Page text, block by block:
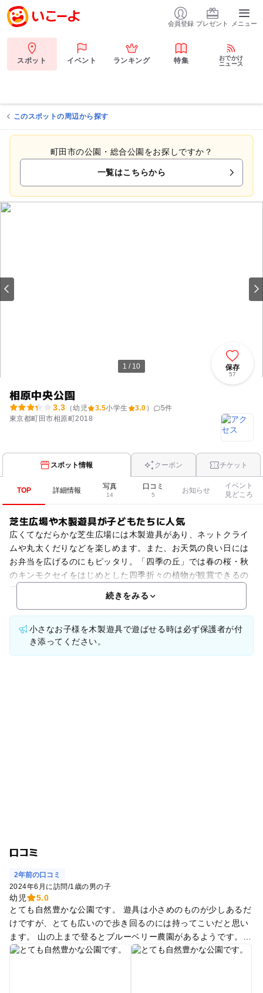
会員登録 プレゼント メニュー
スポット イベント ランキング 特集
おでかけ
ニュース
このスポットの周辺から探す
町田市の公園・総合公園をお探しですか？
一覧はこちらから
1 / 10
相原中央公園
3.3 （幼児 3.5小学生 3.0 ） 5件
東京都町田市相原町2018
保存
57
スポット情報 クーポン チケット
TOP 詳細情報 写真
14
口コミ
5
お知らせ
イベント
見どころ
芝生広場や木製遊具が子どもたちに人気
広くてなだらかな芝生広場には木製遊具があり、ネットクライ
ムや丸太くだりなどを楽しめます。また、お天気の良い日には
お弁当を広げるのにもピッタリ。「四季の丘」では春の桜・秋
のキンモクセイをはじめとした四季折々の植物が観賞できるの
で、いつ来ても綺麗な花に出会えることでしょう。見晴らしの
続きをみる
小さなお子様を木製遊具で遊ばせる時は必ず保護者が付
き添ってください。
口コミ
2年前の口コミ
2024年6月に訪問/1歳の男の子
幼児
5.0
とても自然豊かな公園です。 遊具は小さめのものが少しあるだ
けですが、とても広いので歩き回るのには持ってこいだと思い
ます。 山の上まで登るとブルーベリー農園があるようです。農
園は今回は行っていませんが、ハイキングのような山登りを味